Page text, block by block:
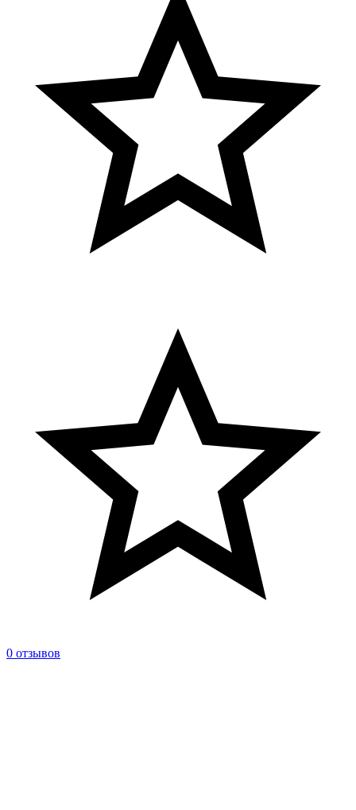
0 отзывов